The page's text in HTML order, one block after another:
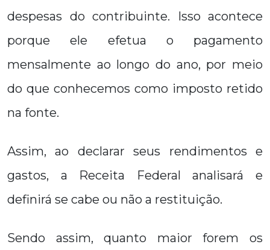
despesas do contribuinte. Isso acontece
porque ele efetua o pagamento
mensalmente ao longo do ano, por meio
do que conhecemos como imposto retido
na fonte.
Assim, ao declarar seus rendimentos e
gastos, a Receita Federal analisará e
definirá se cabe ou não a restituição.
Sendo assim, quanto maior forem os